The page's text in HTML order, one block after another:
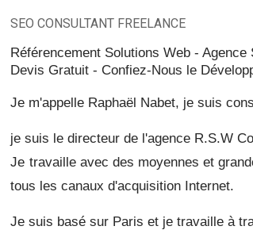
SEO CONSULTANT FREELANCE
Référencement Solutions Web -
Devis Gratuit - Confiez-Nous le
Je m'appelle Raphaël Nabet, je suis
je suis le directeur de l'agence R.S.W
Je travaille avec des moyennes et
tous les canaux d'acquisition Internet.
Je suis basé sur Paris et je travaille à